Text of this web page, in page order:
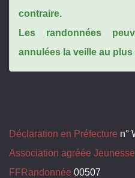
contraire.
Les randonnées
annulées la veille au plus
Déclaration en Préfecture n°
Association agréée
FFRandonnée 00507